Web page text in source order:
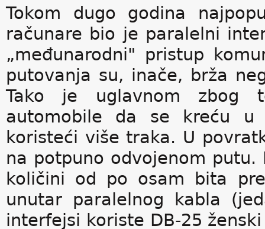
Tokom dugo godina
računare bio je paralelni
„međunarodni" pristup
putovanja su, inače, brža
Tako je uglavnom zbog
automobile da se kreću
koristeći više traka. U
na potpuno odvojenom
količini od po osam bita
unutar paralelnog kabla
interfejsi koriste DB-25